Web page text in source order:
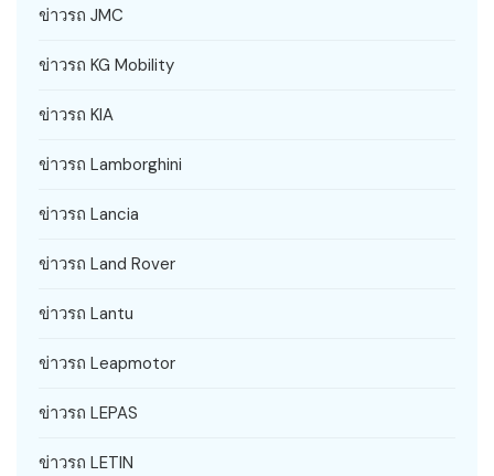
ข่าวรถ JMC
ข่าวรถ KG Mobility
ข่าวรถ KIA
ข่าวรถ Lamborghini
ข่าวรถ Lancia
ข่าวรถ Land Rover
ข่าวรถ Lantu
ข่าวรถ Leapmotor
ข่าวรถ LEPAS
ข่าวรถ LETIN